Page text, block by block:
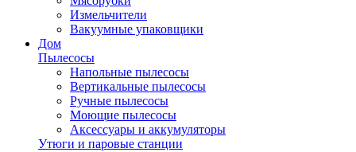
Измельчители
Вакуумные упаковщики
Дом
Пылесосы
Напольные пылесосы
Вертикальные пылесосы
Ручные пылесосы
Моющие пылесосы
Аксессуары и аккумуляторы
Утюги и паровые станции